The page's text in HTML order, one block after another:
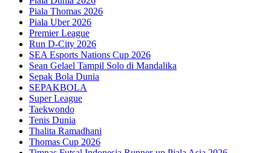
Piala Thomas 2026
Piala Uber 2026
Premier League
Run D-City 2026
SEA Esports Nations Cup 2026
Sean Gelael Tampil Solo di Mandalika
Sepak Bola Dunia
SEPAKBOLA
Super League
Taekwondo
Tenis Dunia
Thalita Ramadhani
Thomas Cup 2026